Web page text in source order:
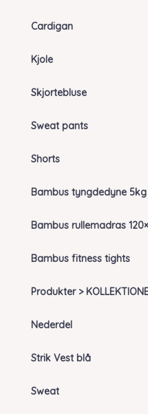
Cardigan
Kjole
Skjortebluse
Sweat pants
Shorts
Bambus tyngdedyne 5kg
Bambus rullemadras
Bambus fitness tights
Produkter >
Nederdel
Strik Vest blå
Sweat